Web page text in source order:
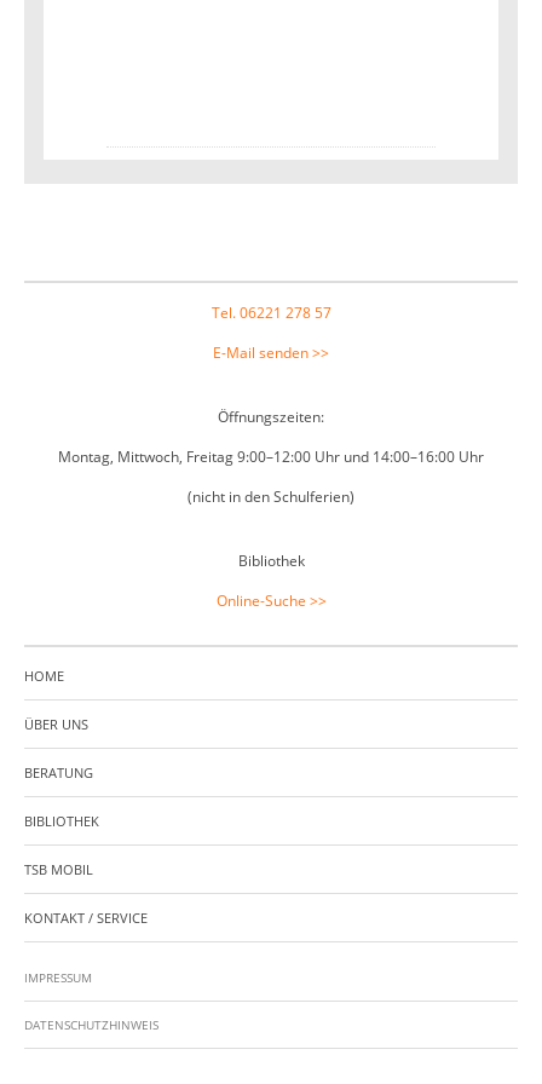
Tel. 06221 278 57
E-Mail senden >>
Öffnungszeiten:
Montag, Mittwoch, Freitag 9:00–12:00 Uhr und 14:00–16:00 Uhr
(nicht in den Schulferien)
Bibliothek
Online-Suche >>
HOME
ÜBER UNS
BERATUNG
BIBLIOTHEK
TSB MOBIL
KONTAKT / SERVICE
IMPRESSUM
DATENSCHUTZHINWEIS